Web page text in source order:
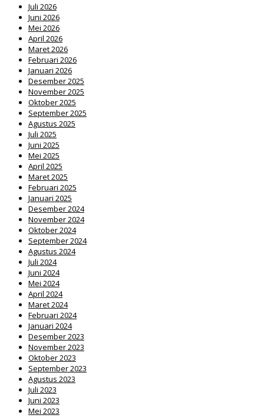
Juli 2026
Juni 2026
Mei 2026
April 2026
Maret 2026
Februari 2026
Januari 2026
Desember 2025
November 2025
Oktober 2025
September 2025
Agustus 2025
Juli 2025
Juni 2025
Mei 2025
April 2025
Maret 2025
Februari 2025
Januari 2025
Desember 2024
November 2024
Oktober 2024
September 2024
Agustus 2024
Juli 2024
Juni 2024
Mei 2024
April 2024
Maret 2024
Februari 2024
Januari 2024
Desember 2023
November 2023
Oktober 2023
September 2023
Agustus 2023
Juli 2023
Juni 2023
Mei 2023